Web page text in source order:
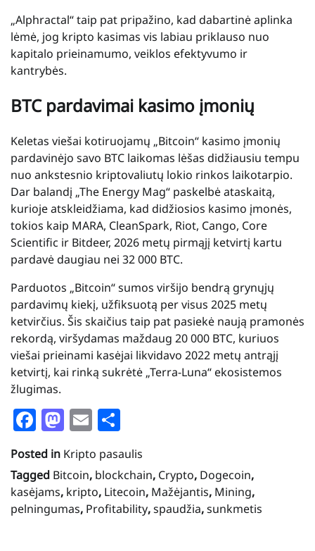
„Alphractal“ taip pat pripažino, kad dabartinė aplinka
lėmė, jog kripto kasimas vis labiau priklauso nuo
kapitalo prieinamumo, veiklos efektyvumo ir
kantrybės.
BTC pardavimai kasimo įmonių
Keletas viešai kotiruojamų „Bitcoin“ kasimo įmonių
pardavinėjo savo BTC laikomas lėšas didžiausiu tempu
nuo ankstesnio kriptovaliutų lokio rinkos laikotarpio.
Dar balandį „The Energy Mag“ paskelbė ataskaitą,
kurioje atskleidžiama, kad didžiosios kasimo įmonės,
tokios kaip MARA, CleanSpark, Riot, Cango, Core
Scientific ir Bitdeer, 2026 metų pirmąjį ketvirtį kartu
pardavė daugiau nei 32 000 BTC.
Parduotos „Bitcoin“ sumos viršijo bendrą grynųjų
pardavimų kiekį, užfiksuotą per visus 2025 metų
ketvirčius. Šis skaičius taip pat pasiekė naują pramonės
rekordą, viršydamas maždaug 20 000 BTC, kuriuos
viešai prieinami kasėjai likvidavo 2022 metų antrąjį
ketvirtį, kai rinką sukrėtė „Terra-Luna“ ekosistemos
žlugimas.
Facebook
Mastodon
Email
Posted in Kripto pasaulis
Tagged Bitcoin, blockchain, Crypto, Dogecoin,
kasėjams, kripto, Litecoin, Mažėjantis, Mining,
pelningumas, Profitability,spaudžia,sunkmetis